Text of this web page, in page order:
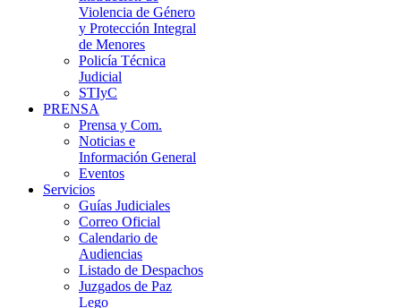
Violencia de Género
y Protección Integral
de Menores
Policía Técnica
Judicial
STIyC
PRENSA
Prensa y Com.
Noticias e
Información General
Eventos
Servicios
Guías Judiciales
Correo Oficial
Calendario de
Audiencias
Listado de Despachos
Juzgados de Paz
Lego